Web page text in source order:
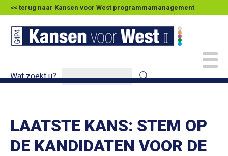
<< terug naar Kansen voor West programmamanagement
Wat zoekt u?
LAATSTE KANS: STEM OP
DE KANDIDATEN VOOR DE